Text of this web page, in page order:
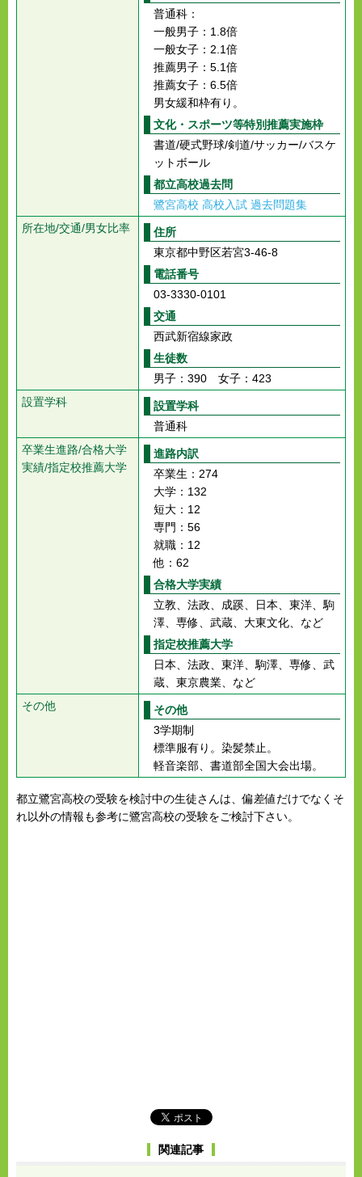
普通科：
一般男子：1.8倍
一般女子：2.1倍
推薦男子：5.1倍
推薦女子：6.5倍
男女緩和枠有り。
文化・スポーツ等特別推薦実施枠
書道/硬式野球/剣道/サッカー/バスケ
ットボール
都立高校過去問
鷺宮高校 高校入試 過去問題集
所在地/交通/男女比率
住所
東京都中野区若宮3-46-8
電話番号
03-3330-0101
交通
西武新宿線家政
生徒数
男子：390 女子：423
設置学科
設置学科
普通科
卒業生進路/合格大学
実績/指定校推薦大学
進路内訳
卒業生：274
大学：132
短大：12
専門：56
就職：12
他：62
合格大学実績
立教、法政、成蹊、日本、東洋、駒
澤、専修、武蔵、大東文化、など
指定校推薦大学
日本、法政、東洋、駒澤、専修、武
蔵、東京農業、など
その他
その他
3学期制
標準服有り。染髪禁止。
軽音楽部、書道部全国大会出場。
都立鷺宮高校の受験を検討中の生徒さんは、偏差値だけでなくそ
れ以外の情報も参考に鷺宮高校の受験をご検討下さい。
関連記事